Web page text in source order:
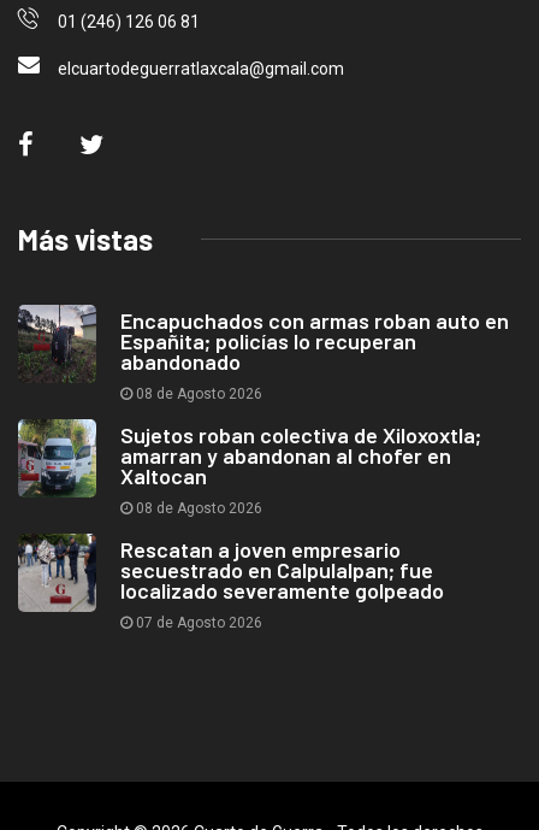
01 (246) 126 06 81
elcuartodeguerratlaxcala@gmail.com
Más vistas
Encapuchados con armas roban auto en
Españita; policías lo recuperan
abandonado
08 de Agosto 2026
Sujetos roban colectiva de Xiloxoxtla;
amarran y abandonan al chofer en
Xaltocan
08 de Agosto 2026
Rescatan a joven empresario
secuestrado en Calpulalpan; fue
localizado severamente golpeado
07 de Agosto 2026